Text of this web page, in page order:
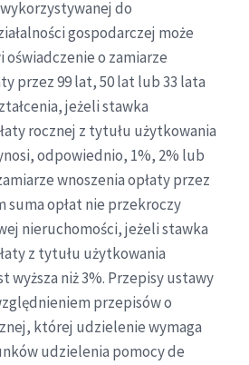
do
gospodarczej może
oświadczenie o zamiarze
przez 99 lat, 50 lat lub 33 lata
jeżeli stawka
rocznej z tytułu użytkowania
odpowiednio, 1%, 2% lub
wnoszenia opłaty przez
suma opłat nie przekroczy
nieruchomości, jeżeli stawka
z tytułu użytkowania
wyższa niż 3%. Przepisy ustawy
przepisów o
której udzielenie wymaga
udzielenia pomocy de